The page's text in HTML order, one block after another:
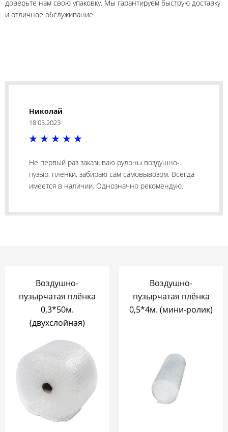
доверьте нам свою упаковку. Мы гарантируем быструю доставку
и отличное обслуживание.
Николай
18.03.2023
Не первый раз заказываю рулоны воздушно-
пузыр. пленки, забираю сам самовывозом. Всегда
имеется в наличии. Однозначно рекомендую.
Воздушно-
пузырчатая плёнка
0,3*50м.
(двухслойная)
Воздушно-
пузырчатая плёнка
0,5*4м. (мини-ролик)